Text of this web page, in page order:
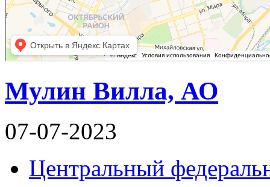
Мулин Вилла, АО
07-07-2023
Центральный